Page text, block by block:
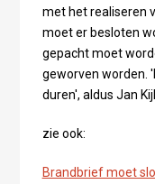
met het realiseren
moet er besloten
gepacht moet
geworven worden.
duren', aldus Jan
zie ook:
Brandbrief moet